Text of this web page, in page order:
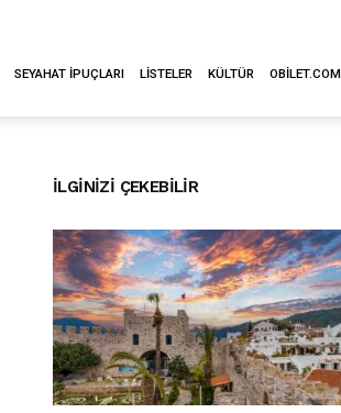
SEYAHAT İPUÇLARI LISTELER KÜLTÜR OBILET.COM
İLGINIZI ÇEKEBILIR